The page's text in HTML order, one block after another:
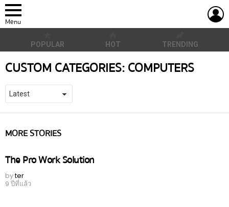
Menu
POPULAR HOT TRENDING
CUSTOM CATEGORIES:COMPUTERS
MORE STORIES
The Pro Work Solution
byter
9 ปีที่แล้ว